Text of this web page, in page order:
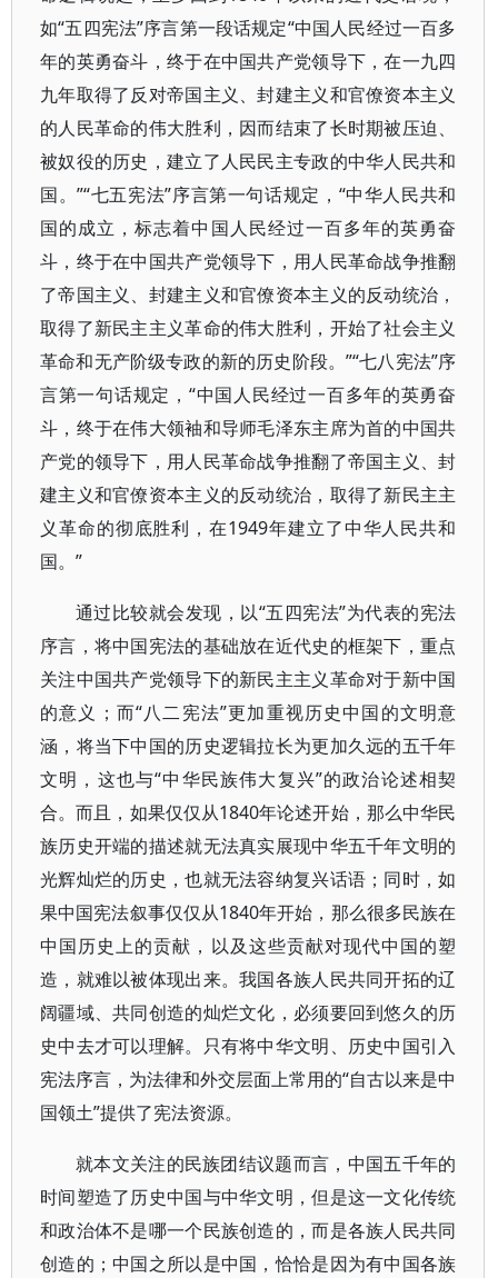
如“五四宪法”序言第一段话规定“中国人民经过一百多
年的英勇奋斗，终于在中国共产党领导下，在一九四
九年取得了反对帝国主义、封建主义和官僚资本主义
的人民革命的伟大胜利，因而结束了长时期被压迫、
被奴役的历史，建立了人民民主专政的中华人民共和
国。”“七五宪法”序言第一句话规定，“中华人民共和
国的成立，标志着中国人民经过一百多年的英勇奋
斗，终于在中国共产党领导下，用人民革命战争推翻
了帝国主义、封建主义和官僚资本主义的反动统治，
取得了新民主主义革命的伟大胜利，开始了社会主义
革命和无产阶级专政的新的历史阶段。”“七八宪法”序
言第一句话规定，“中国人民经过一百多年的英勇奋
斗，终于在伟大领袖和导师毛泽东主席为首的中国共
产党的领导下，用人民革命战争推翻了帝国主义、封
建主义和官僚资本主义的反动统治，取得了新民主主
义革命的彻底胜利，在1949年建立了中华人民共和
国。”
通过比较就会发现，以“五四宪法”为代表的宪法
序言，将中国宪法的基础放在近代史的框架下，重点
关注中国共产党领导下的新民主主义革命对于新中国
的意义；而“八二宪法”更加重视历史中国的文明意
涵，将当下中国的历史逻辑拉长为更加久远的五千年
文明，这也与“中华民族伟大复兴”的政治论述相契
合。而且，如果仅仅从1840年论述开始，那么中华民
族历史开端的描述就无法真实展现中华五千年文明的
光辉灿烂的历史，也就无法容纳复兴话语；同时，如
果中国宪法叙事仅仅从1840年开始，那么很多民族在
中国历史上的贡献，以及这些贡献对现代中国的塑
造，就难以被体现出来。我国各族人民共同开拓的辽
阔疆域、共同创造的灿烂文化，必须要回到悠久的历
史中去才可以理解。只有将中华文明、历史中国引入
宪法序言，为法律和外交层面上常用的“自古以来是中
国领土”提供了宪法资源。
就本文关注的民族团结议题而言，中国五千年的
时间塑造了历史中国与中华文明，但是这一文化传统
和政治体不是哪一个民族创造的，而是各族人民共同
创造的；中国之所以是中国，恰恰是因为有中国各族